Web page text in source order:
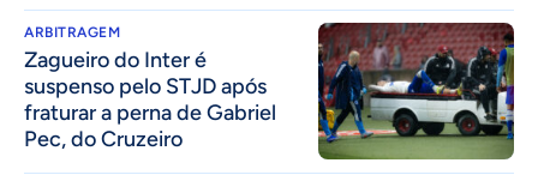
ARBITRAGEM
Zagueiro do Inter é
suspenso pelo STJD após
fraturar a perna de Gabriel
Pec, do Cruzeiro